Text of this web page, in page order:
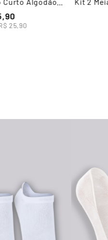
Lupo
,90
25,90